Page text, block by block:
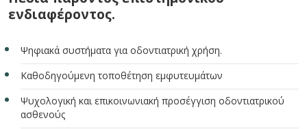
ενδιαφέροντος.
Ψηφιακά συστήματα για οδοντιατρική χρήση.
Καθοδηγούμενη τοποθέτηση εμφυτευμάτων
Ψυχολογική και επικοινωνιακή προσέγγιση οδοντιατρικού
ασθενούς